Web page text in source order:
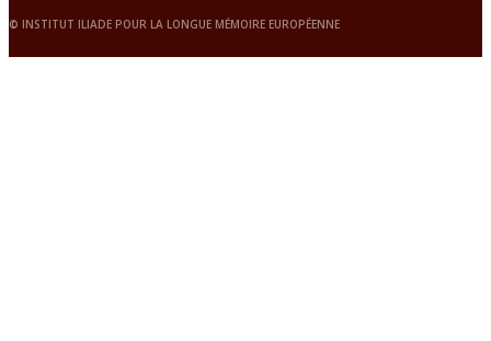
© INSTITUT ILIADE POUR LA LONGUE MÉMOIRE EUROPÉENNE